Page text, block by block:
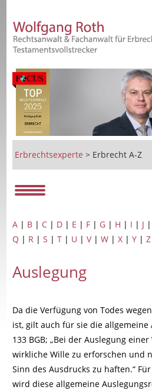
Erbrechtsexperte > Erbrecht A-Z
A | B | C | D | E | F | G | H | I | J |
Q | R |S |T | U |V|W |X |Y |Z
Auslegung
Da die Verfügung von Todes
ist, gilt auch für sie die allgemeine
133 BGB; „Bei der Auslegung
wirkliche Wille zu erforschen und
Sinn des Ausdrucks zu haften.“
wird diese allgemeine